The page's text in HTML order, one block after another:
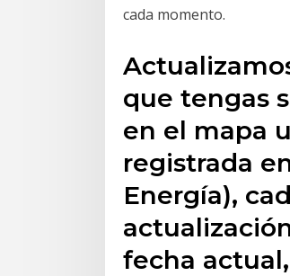
cada momento.
que tengas
en el mapa
registrada
Energía),
fecha